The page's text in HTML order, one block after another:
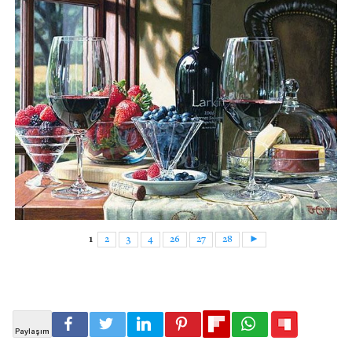
1 2 3 4 26 27 28 ►